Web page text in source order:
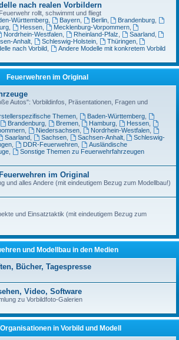
nach realen Vorbildern
rollt, schwimmt und fliegt
Württemberg, Bayern, Berlin, Brandenburg
, Hessen, Mecklenburg-Vorpommern,
Nordrhein-Westfalen, Rheinland-Pfalz Saarland,
Anhalt, Schleswig-Holstein, Thüringen,
nach Vorbild
Andere Modelle mit konkretem Vorbild
Feuerwehren im Original
Autos": Vorbildinfos, Präsentationen, Fragen und
Themen, Baden-Württemberg,
Brandenburg, Bremen, Hamburg Hessen
Niedersachsen, Nordrhein-Westfalen,
Saarland, Sachsen, Sachsen-Anhalt,
Schleswig-
, DDR-Feuerwehren,
Ausländische
Sonstige Themen zu Feuerwehrfahrzeugen
im Original
und alles Andere (mit eindeutigem Bezug zum Modellbau!)
und Einsatztaktik (mit eindeutigem Bezug zum
und Modellbau in den Medien
Bücher, Tagespresse
Video, Software
zu Vorbildfoto-Galerien
in Vorbild und Modell